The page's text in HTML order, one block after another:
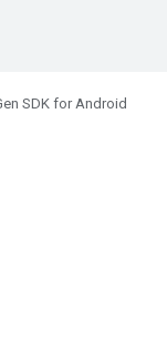
SDK for Android